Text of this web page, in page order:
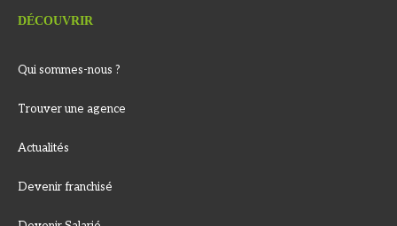
DÉCOUVRIR
Qui sommes-nous ?
Trouver une agence
Actualités
Devenir franchisé